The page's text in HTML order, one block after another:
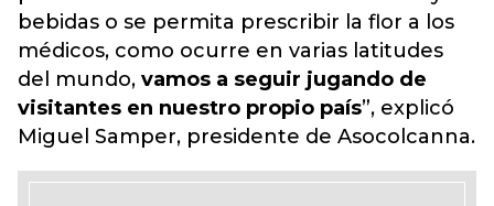
bebidas o se permita prescribir la flor a los
médicos, como ocurre en varias latitudes
del mundo, vamos a seguir jugando de
visitantes en nuestro propio país”, explicó
Miguel Samper, presidente de Asocolcanna.